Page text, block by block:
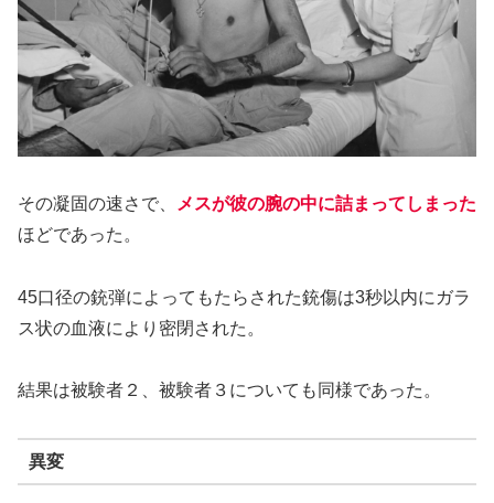
その凝固の速さで、
メスが彼の腕の中に詰まってしまった
ほどであった。
45口径の銃弾によってもたらされた銃傷は3秒以内にガラ
ス状の血液により密閉された。
結果は被験者２、被験者３についても同様であった。
異変